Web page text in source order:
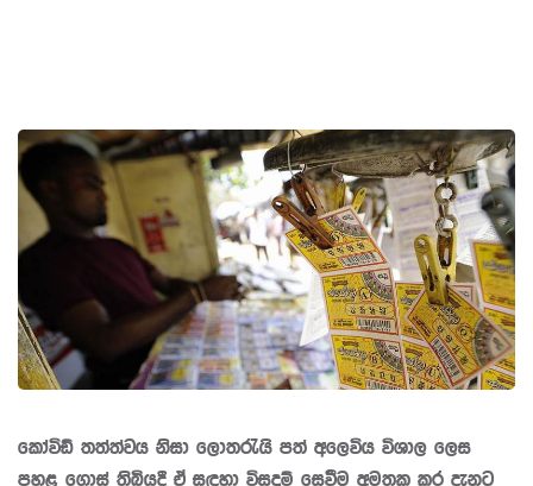
කෝවිඩ් තත්ත්වය නිසා ලොතරැයි පත් අලෙවිය විශාල ලෙස
පහළ ගොස් තිබියදී ඒ සඳහා විසදුම් සෙවීම අමතක කර දැනට